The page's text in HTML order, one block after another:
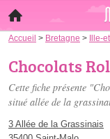
Accueil > Bretagne > Ille-
Chocolats
Cette fiche présente
situé allée de la
3 Allée de la Grassinais